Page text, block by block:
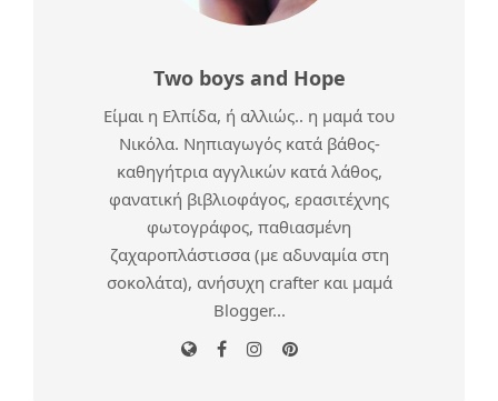
Two boys and Hope
Είμαι η Ελπίδα, ή αλλιώς.. η μαμά του
Νικόλα. Νηπιαγωγός κατά βάθος-
καθηγήτρια αγγλικών κατά λάθος,
φανατική βιβλιοφάγος, ερασιτέχνης
φωτογράφος, παθιασμένη
ζαχαροπλάστισσα (με αδυναμία στη
σοκολάτα), ανήσυχη crafter και μαμά
Blogger...